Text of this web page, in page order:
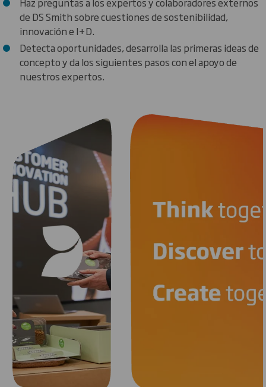
de DS Smith sobre cuestiones de sostenibilidad,
innovación e I+D.
Detecta oportunidades, desarrolla las primeras ideas de
concepto y da los siguientes pasos con el apoyo de
nuestros expertos.